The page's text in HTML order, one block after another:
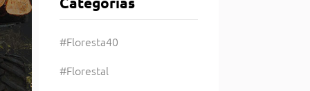
#Floresta40
#Florestal